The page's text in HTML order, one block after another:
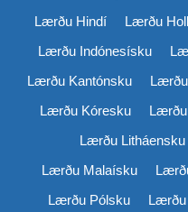
Lærðu Hindí
Lærðu
Lærðu Indónesísku
Lærðu Kantónsku
Lærðu Kóresku
Lærðu Litháensku
Lærðu Malaísku
Lærðu Pólsku
Lærðu